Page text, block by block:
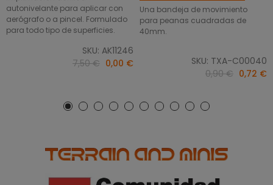
autonivelante para aplicar con
aerógrafo o a pincel. Formulado
para todo tipo de superficies.
SKU: AK11246
7,50 € 0,00 €
Una bandeja de movimiento
para peanas cuadradas de
40mm.
SKU: TXA-C00040
0,90 € 0,72 €